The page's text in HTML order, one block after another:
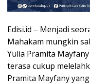
Edisi.id – Menjadi
Mahakam mungkin
Yulia Pramita
terasa cukup
Pramita Mayfany